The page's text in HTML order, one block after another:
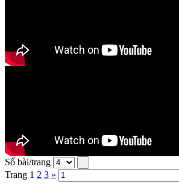
Số bài/trang
Trang 1 2 3 »